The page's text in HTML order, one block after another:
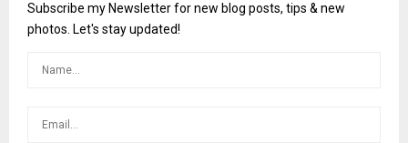
Subscribe my Newsletter for new blog posts, tips & new
photos. Let's stay updated!